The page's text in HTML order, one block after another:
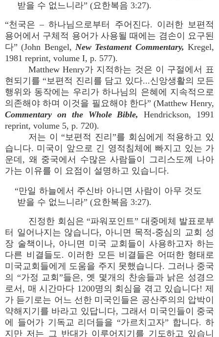
받을 수 없느니라” (요한복음 3:27).
“천국은 – 하나님으로부터 주어진다. 이러한 보편적
용어에서 구체적 용어가 사용될 때에는 겸손이 요구된
다” (John Bengel, New Testament Commentary, Kregel,
1981 reprint, volume I, p. 577).
Matthew Henry가 지적하는 것은 이 구절에서 표
현되기를 “보편적 진리를 담고 있다...신앙생활의 모든
행위와 동작에는 우리가 하나님의 은혜에 지속적으로
의존해야 하며 이것을 필요해야 한다” (Matthew Henry,
Commentary on the Whole Bible,
Hendrickson, 1991
reprint, volume 5, p. 720).
저는 이 “보편적 진리”를 회심에게 적용하고 있
습니다. 미국이 앞으로 긴 영적침체에 빠지고 있는 가
운데, 왜 중국에서 수많은 사람들이 그리스도께 나아
가는 이유를 이 요점이 설명하고 있습니다.
“만일 하늘에서 주신바 아니면 사람이 아무 것도
받을 수 없느니라” (요한복음 3:27).
진정한 회심은 “파워포인트” 대중메체 발표로부
터 일어나지는 않습니다, 아니면 목적-중심의 교회 성
장 술책이나, 아니면 미국 교회들이 사용하고자 하는
다른 비결들도. 이러한 모든 비결들은 어떠한 형태로
미국교회들에게 도움을 주지 못했습니다. 그러나 중국
의 “가정 교회”들은, 옛 몇개의 찬송들과 낡은 성경으
로서, 매 시간마다 1200명의 회심을 겪고 있습니다! 제
가 듣기로는 어느 선한 미국인들은 공산주의의 압박이
약해지기를 바라고 있답니다, 그래서 미국인들이 중국
에 들어가 기독교 리더들을 “가르치고자” 합니다. 하
지만 저는 그 반대가 이루어지기를 기도하고 있습니